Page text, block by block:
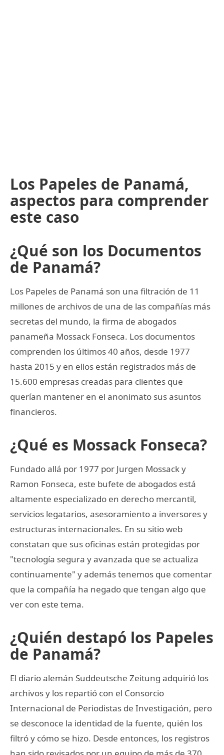
Los Papeles de Panamá,
aspectos para comprender
este caso
¿Qué son los Documentos
de Panamá?
Los Papeles de Panamá son una filtración de 11
millones de archivos de una de las compañías más
secretas del mundo, la firma de abogados
panameña Mossack Fonseca. Los documentos
comprenden los últimos 40 años, desde 1977
hasta 2015 y en ellos están registrados más de
15.600 empresas creadas para clientes que
querían mantener en el anonimato sus asuntos
financieros.
¿Qué es Mossack Fonseca?
Fundado allá por 1977 por Jurgen Mossack y
Ramon Fonseca, este bufete de abogados está
altamente especializado en derecho mercantil,
servicios legatarios, asesoramiento a inversores y
estructuras internacionales. En su sitio web
constatan que sus oficinas están protegidas por
"tecnología segura y avanzada que se actualiza
continuamente" y además tenemos que comentar
que la compañía ha negado que tengan algo que
ver con este tema.
¿Quién destapó los Papeles
de Panamá?
El diario alemán Suddeutsche Zeitung adquirió los
archivos y los repartió con el Consorcio
Internacional de Periodistas de Investigación, pero
se desconoce la identidad de la fuente, quién los
filtró y cómo se hizo. Desde entonces, los registros